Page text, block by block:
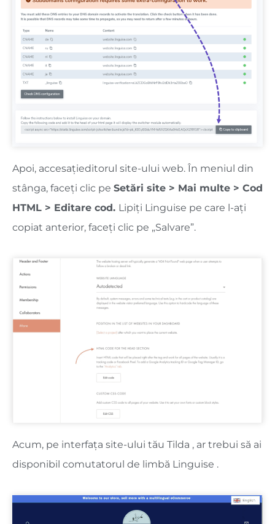
Apoi, accesațieditorul site-ului web. În meniul din
stânga, faceți clic pe Setări site > Mai multe > Cod
HTML > Editare cod. Lipiți Linguise pe care l-ați
copiat anterior, faceți clic pe „Salvare”.
Acum, pe interfața site-ului tău Tilda , ar trebui să ai
disponibil comutatorul de limbă Linguise .